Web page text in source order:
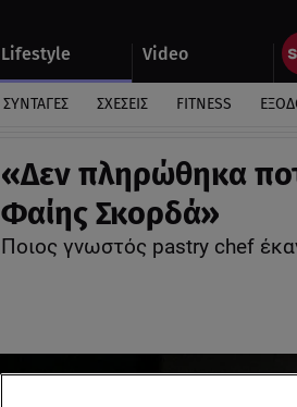
Lifestyle Video
ΣΥΝΤΑΓΕΣ ΣΧΕΣΕΙΣ FITNESS
«Δεν πληρώθηκα
Φαίης Σκορδά»
Ποιος γνωστός pastry chef